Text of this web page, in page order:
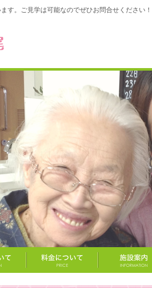
す。ご見学は可能なのでぜひお問合せください！